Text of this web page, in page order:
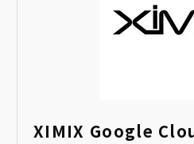
XIMIX Google